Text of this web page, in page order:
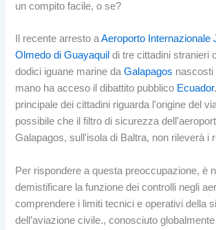
un compito facile, o se?
Il recente arresto aAeroporto Internazionale
Olmedo di Guayaquil di tre cittadini stranieri
dodici iguane marine daGalapagos nascosti
mano ha acceso il dibattito pubblico Ecuador
principale dei cittadini riguarda l'origine del
possibile che il filtro di sicurezza
Galapagos, sull'isola di Baltra, non rileverà i
Per rispondere a questa preoccupazione, è
demistificare la funzione dei controlli negli
comprendere i limiti tecnici e operativi della
dell’aviazione civile., conosciuto